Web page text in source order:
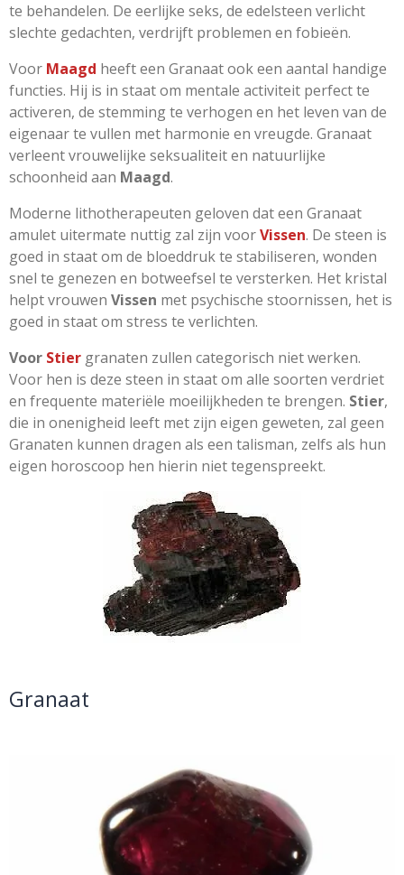
te behandelen. De eerlijke seks, de edelsteen verlicht
slechte gedachten, verdrijft problemen en fobieën.
Voor Maagd heeft een Granaat ook een aantal handige
functies. Hij is in staat om mentale activiteit perfect te
activeren, de stemming te verhogen en het leven van de
eigenaar te vullen met harmonie en vreugde. Granaat
verleent vrouwelijke seksualiteit en natuurlijke
schoonheid aan Maagd.
Moderne lithotherapeuten geloven dat een Granaat
amulet uitermate nuttig zal zijn voorVissen. De steen is
goed in staat om de bloeddruk te stabiliseren, wonden
snel te genezen en botweefsel te versterken. Het kristal
helpt vrouwen Vissen met psychische stoornissen, het is
goed in staat om stress te verlichten.
Voor Stier granaten zullen categorisch niet werken.
Voor hen is deze steen in staat om alle soorten verdriet
en frequente materiële moeilijkheden te brengen. Stier,
die in onenigheid leeft met zijn eigen geweten, zal geen
Granaten kunnen dragen als een talisman, zelfs als hun
eigen horoscoop hen hierin niet tegenspreekt.
Granaat